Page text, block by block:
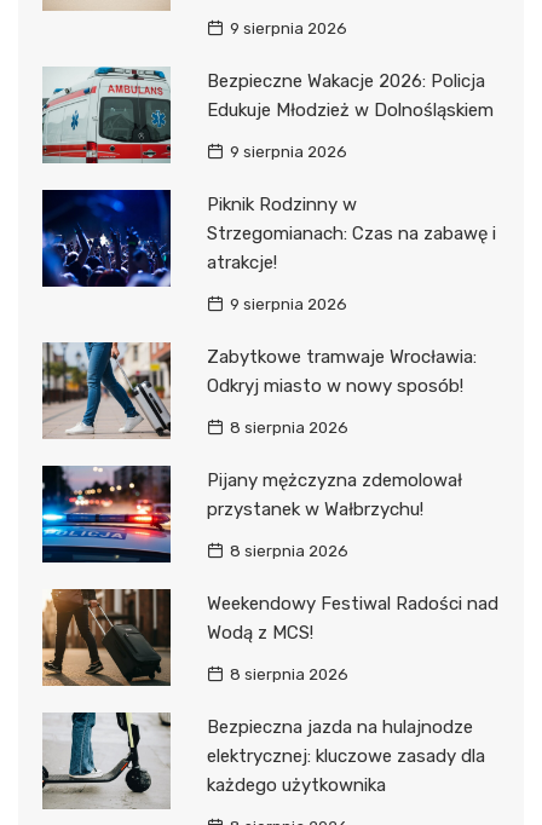
9 sierpnia 2026
Bezpieczne Wakacje 2026: Policja
Edukuje Młodzież w Dolnośląskiem
9 sierpnia 2026
Piknik Rodzinny w
Strzegomianach: Czas na zabawę i
atrakcje!
9 sierpnia 2026
Zabytkowe tramwaje Wrocławia:
Odkryj miasto w nowy sposób!
8 sierpnia 2026
Pijany mężczyzna zdemolował
przystanek w Wałbrzychu!
8 sierpnia 2026
Weekendowy Festiwal Radości nad
Wodą z MCS!
8 sierpnia 2026
Bezpieczna jazda na hulajnodze
elektrycznej: kluczowe zasady dla
każdego użytkownika